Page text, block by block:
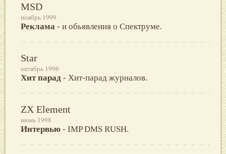
MSD
ноябрь 1999
Реклама - и обьявления о Спектруме.
Star
октябрь 1996
Хит парад - Хит-парад журналов.
ZX Element
июнь 1998
Интервью - IMP DMS RUSH.